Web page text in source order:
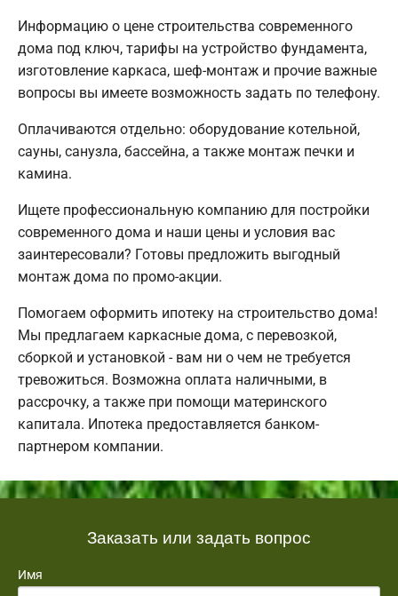
Информацию о цене строительства современного
дома под ключ, тарифы на устройство фундамента,
изготовление каркаса, шеф-монтаж и прочие важные
вопросы вы имеете возможность задать по телефону.
Оплачиваются отдельно: оборудование котельной,
сауны, санузла, бассейна, а также монтаж печки и
камина.
Ищете профессиональную компанию для постройки
современного дома и наши цены и условия вас
заинтересовали? Готовы предложить выгодный
монтаж дома по промо-акции.
Помогаем оформить ипотеку на строительство дома!
Мы предлагаем каркасные дома, с перевозкой,
сборкой и установкой - вам ни о чем не требуется
тревожиться. Возможна оплата наличными, в
рассрочку, а также при помощи материнского
капитала. Ипотека предоставляется банком-
партнером компании.
Заказать или задать вопрос
Имя